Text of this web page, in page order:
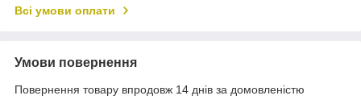
Всі умови оплати
Умови повернення
Повернення товару впродовж 14 днів за домовленістю